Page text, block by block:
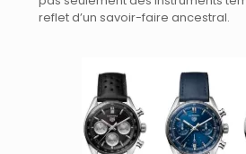
reflet d’un savoir-faire ancestral.